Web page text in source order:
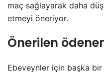
maç sağlayarak daha
etmeyi öneriyor.
Önerilen
Ebeveynler için başka